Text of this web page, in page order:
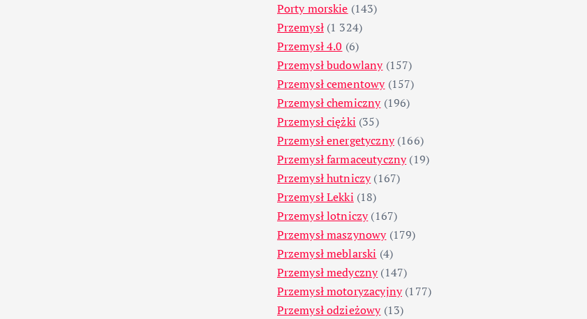
Porty morskie (143)
Przemysł(1 324)
Przemysł 4.0 (6)
Przemysł budowlany(157)
Przemysł cementowy(157)
Przemysł chemiczny(196)
Przemysł ciężki (35)
Przemysł energetyczny(166)
Przemysł farmaceutyczny(19)
Przemysł hutniczy(167)
Przemysł Lekki (18)
Przemysł lotniczy(167)
Przemysł maszynowy(179)
Przemysł meblarski (4)
Przemysł medyczny(147)
Przemysł motoryzacyjny(177)
Przemysł odzieżowy(13)